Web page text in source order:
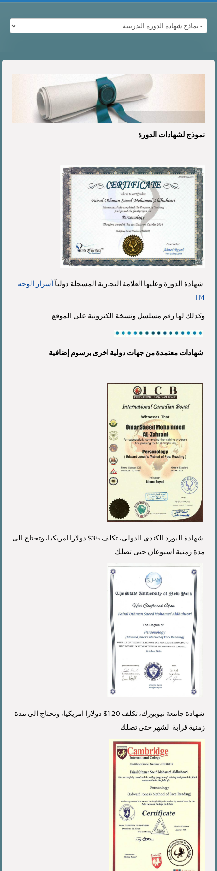
نموذج لشهادات الدورة
شهادة الدورة وعليها العلامة التجارية المسجلة دولياً أسرار الوجه
TM
وكذلك لها رقم مسلسل ونسخة الكترونية على الموقع.
شهادات معتمدة من جهات دولية اخرى برسوم إضافية
شهادة البورد الكندي الدولي، تكلف 35$ دولارا امريكيا،
وتحتاج الى
مدة زمنية اسبوعان حتى تصلك
شهادة جامعة نيويورك، تكلف 120$ دولارا امريكيا، وتحتاج الى مدة
زمنية قرابة الشهر حتى تصلك